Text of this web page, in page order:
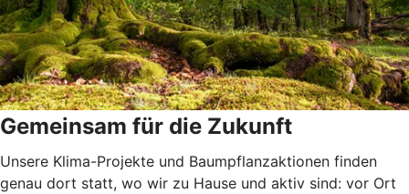
Gemeinsam für die Zukunft
Unsere Klima-Projekte und Baumpflanzaktionen finden
genau dort statt, wo wir zu Hause und aktiv sind: vor Ort